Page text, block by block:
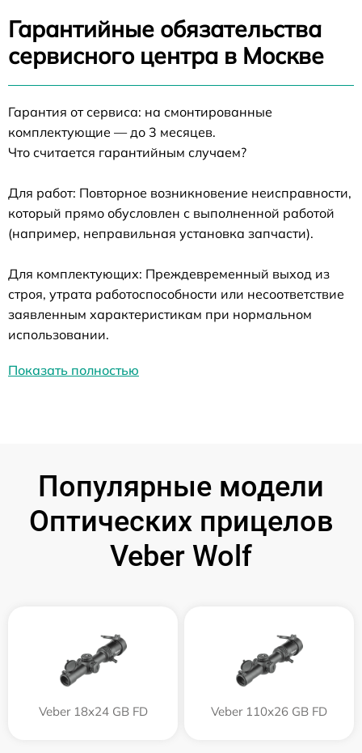
Гарантийные обязательства
сервисного центра в Москве
Гарантия от сервиса: на смонтированные
комплектующие — до 3 месяцев.
Что считается гарантийным случаем?
Для работ: Повторное возникновение неисправности,
который прямо обусловлен с выполненной работой
(например, неправильная установка запчасти).
Для комплектующих: Преждевременный выход из
строя, утрата работоспособности или несоответствие
заявленным характеристикам при нормальном
использовании.
Показать полностью
Популярные модели
Оптических прицелов
Veber Wolf
Veber 18x24 GB FD Veber 110х26 GB FD